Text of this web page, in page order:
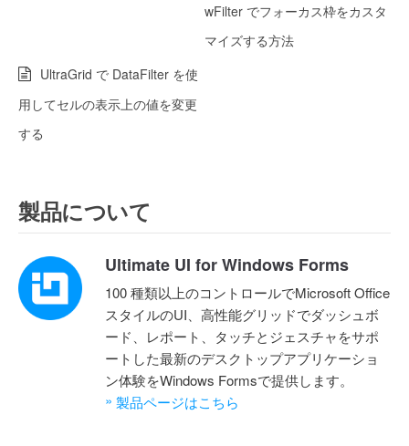
wFilter でフォーカス枠をカスタ
マイズする方法
UltraGrid で DataFilter を使
用してセルの表示上の値を変更
する
製品について
Ultimate UI for Windows Forms
100 種類以上のコントロールでMicrosoft Office
スタイルのUI、高性能グリッドでダッシュボ
ード、レポート、タッチとジェスチャをサポ
ートした最新のデスクトップアプリケーショ
ン体験をWindows Formsで提供します。
» 製品ページはこちら